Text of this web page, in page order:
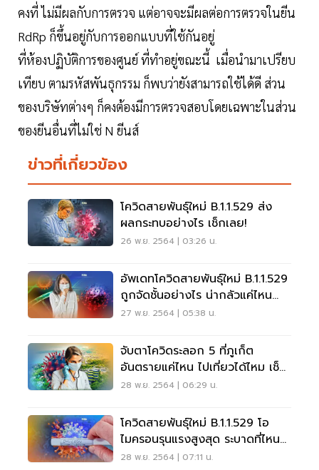
คงที่ ไม่มีผลกับการตรวจ แต่อาจจะมีผลต่อการตรวจในยีน
RdRp ก็ขึ้นอยู่กับการออกแบบที่ใช้กันอยู่
ที่ห้องปฏิบัติการของศูนย์ ที่ทำอยู่ขณะนี้ เมื่อนำมาเปรียบ
เทียบ ตามรหัสพันธุกรรม ก็พบว่ายังสามารถใช้ได้ดี ส่วน
ของบริษัทต่างๆ ก็คงต้องมีการตรวจสอบโดยเฉพาะในส่วน
ของยีนอื่นที่ไม่ใช่ N ยีนส์
ข่าวที่เกี่ยวข้อง
โควิดสายพันธุ์ใหม่ B.1.1.529 ส่ง
ผลกระทบอย่างไร เช็กเลย!
26 พ.ย. 2564 | 03:26 น.
อัพเดทโควิดสายพันธุ์ใหม่ B.1.1.529
ถูกจัดชั้นอย่างไร น่ากลัวแค่ไหน
เช็กเลย
27 พ.ย. 2564 | 05:38 น.
จับตาโควิดระลอก 5 ที่ภูเก็ต
อันตรายแค่ไหน ไปเที่ยวได้ไหม เช็ก
เลย
28 พ.ย. 2564 | 06:29 น.
โควิดสายพันธุ์ใหม่ B.1.1.529 โอ
ไมครอนรุนแรงสูงสุด ระบาดที่ไหน
บ้าง เช็กเลย
28 พ.ย. 2564 | 07:11 น.